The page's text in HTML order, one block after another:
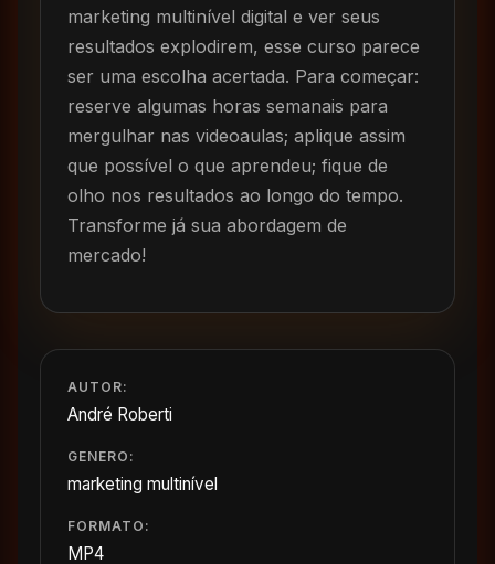
marketing multinível digital e ver seus
resultados explodirem, esse curso parece
ser uma escolha acertada. Para começar:
reserve algumas horas semanais para
mergulhar nas videoaulas; aplique assim
que possível o que aprendeu; fique de
olho nos resultados ao longo do tempo.
Transforme já sua abordagem de
mercado!
AUTOR:
André Roberti
GENERO:
marketing multinível
FORMATO:
MP4